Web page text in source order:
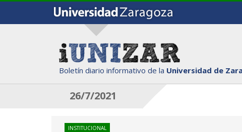
Boletín diario informativo de la Universidad de
26/7/2021
INSTITUCIONAL